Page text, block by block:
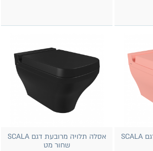
אסלה תלויה מרובעת דגם SCALA
אסלה תלויה מרובעת דגם SCALA
שחור מט